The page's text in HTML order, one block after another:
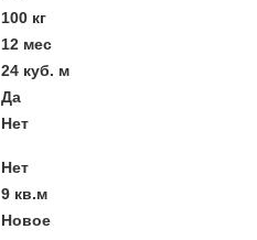
100 кг
12 мес
24 куб. м
Да
Нет
Нет
9 кв.м
Новое